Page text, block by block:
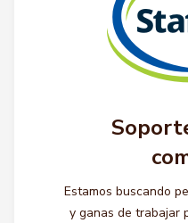
Estamos buscando
y ganas de trabajar